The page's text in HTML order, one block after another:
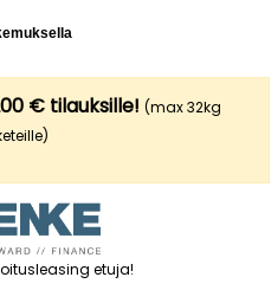
€ tilauksille! (max 32kg
etuja!